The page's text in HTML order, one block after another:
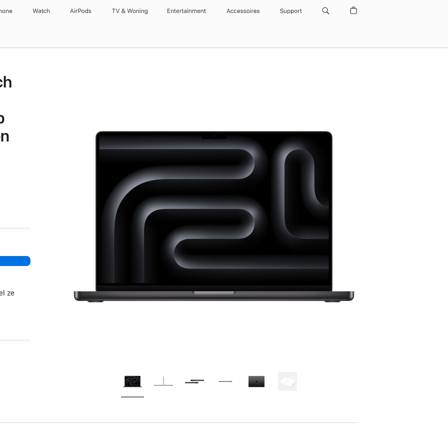
Watch AirPods TV & Woning Entertainment Accessoires Support
ze